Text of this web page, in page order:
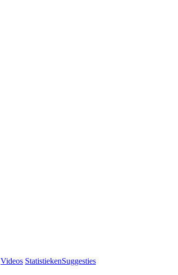
Videos StatistiekenSuggesties